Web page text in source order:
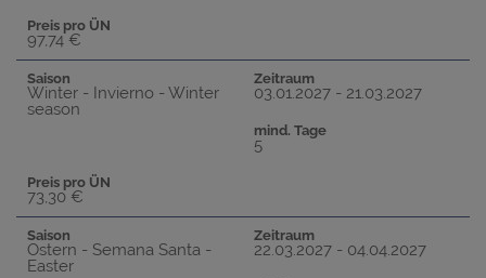
Preis pro ÜN
97,74 €
Saison
Winter - Invierno - Winter
season
Zeitraum
03.01.2027 - 21.03.2027
mind. Tage
5
Preis pro ÜN
73,30 €
Saison
Ostern - Semana Santa -
Easter
Zeitraum
22.03.2027 - 04.04.2027